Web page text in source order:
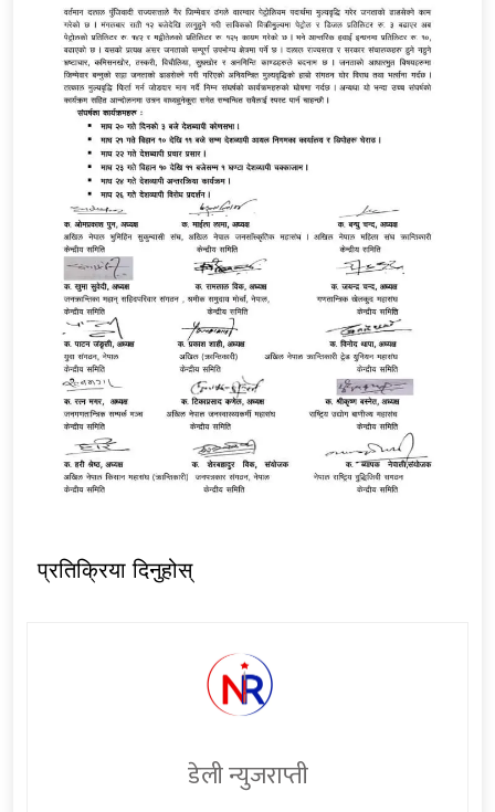
प्रतिक्रिया दिनुहोस्
डेली न्युजराप्ती